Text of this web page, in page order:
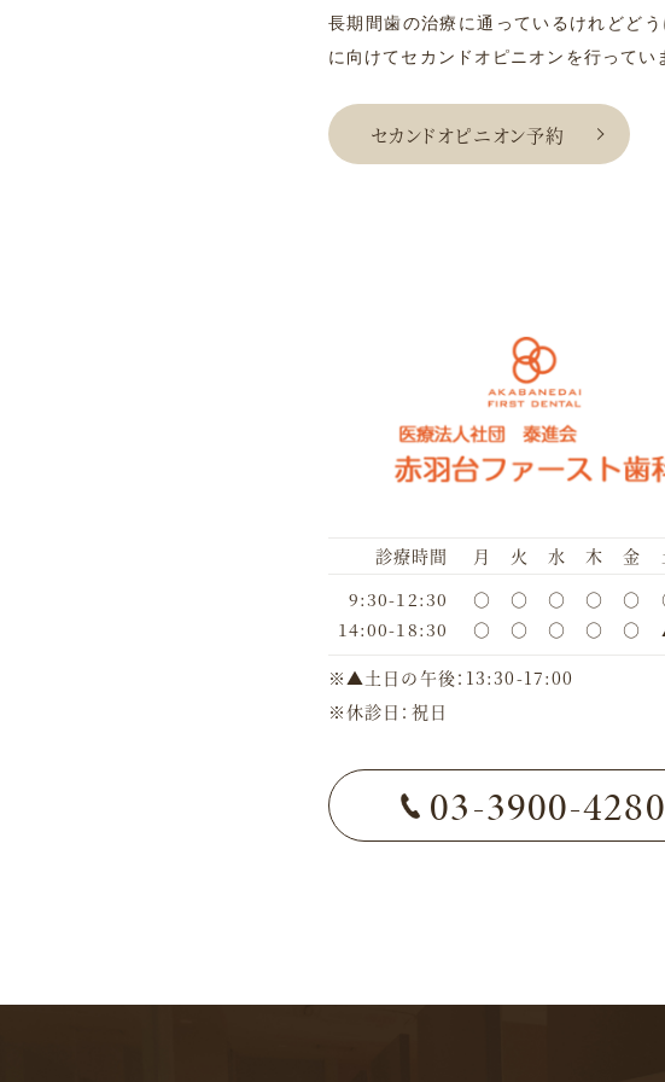
長期間歯の治療に通っているけれどど
に向けてセカンドオピニオンを行ってい
セカンドオピニオン予約
診療時間 月 火 水 木 金
9:30-12:30
○ ○ ○ ○ ○
14:00-18:30
○ ○ ○ ○ ○
※▲土日の午後：13:30-17:00
※休診日：祝日
03-3900-4280